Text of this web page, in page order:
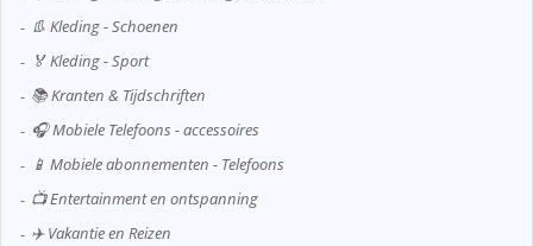
👢 Kleding - Schoenen
🏅 Kleding - Sport
📚 Kranten & Tijdschriften
🎧 Mobiele Telefoons - accessoires
📱 Mobiele abonnementen - Telefoons
📺 Entertainment en ontspanning
✈️ Vakantie en Reizen